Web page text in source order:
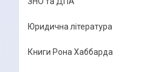
Юридична література
Книги Рона Хаббарда